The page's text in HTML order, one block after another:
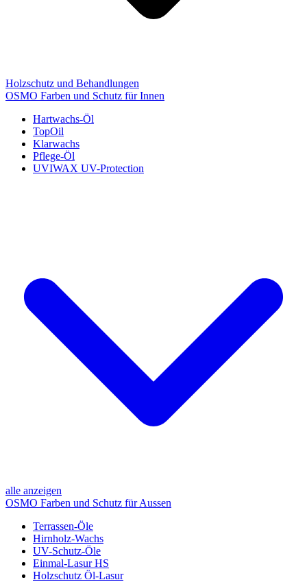
Holzschutz und Behandlungen
OSMO Farben und Schutz für Innen
Hartwachs-Öl
TopOil
Klarwachs
Pflege-Öl
UVIWAX UV-Protection
alle anzeigen
OSMO Farben und Schutz für Aussen
Terrassen-Öle
Hirnholz-Wachs
UV-Schutz-Öle
Einmal-Lasur HS
Holzschutz Öl-Lasur